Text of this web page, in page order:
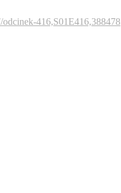
416,S01E416,388478